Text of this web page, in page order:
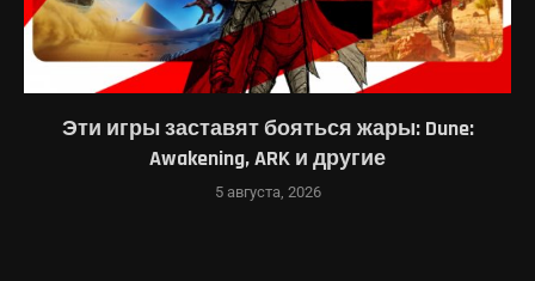
Эти игры заставят бояться жары: Dune:
Awakening, ARK и другие
5 августа, 2026